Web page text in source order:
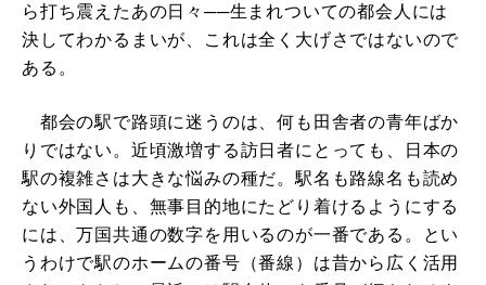
ら打ち震えたあの日々──生まれついての都会人には
決してわかるまいが、これは全く大げさではないので
ある。
都会の駅で路頭に迷うのは、何も田舎者の青年ばか
りではない。近頃激増する訪日者にとっても、日本の
駅の複雑さは大きな悩みの種だ。駅名も路線名も読め
ない外国人も、無事目的地にたどり着けるようにする
には、万国共通の数字を用いるのが一番である。とい
うわけで駅のホームの番号（番線）は昔から広く活用